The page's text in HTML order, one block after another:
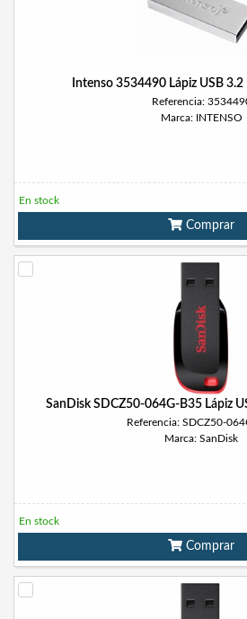
Intenso 3534490 Lápiz USB
Referencia:
Marca: INTENSO
En stock
Comprar
SanDisk SDCZ50-064G-B35 Lápiz
Referencia: SDCZ50-
Marca: SanDisk
En stock
Comprar